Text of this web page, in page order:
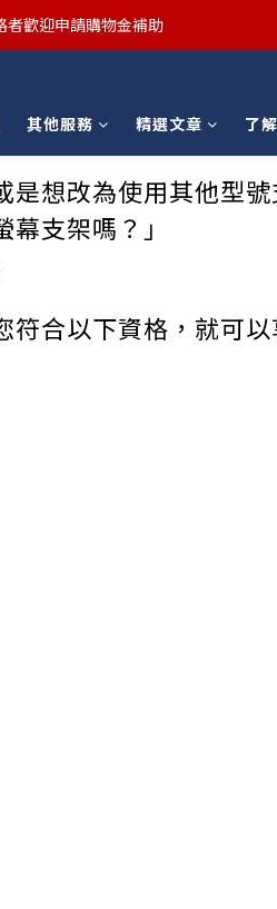
歡迎申請購物金補助
歡迎申請購物金補助
備🔥超值組合熱賣中
歡迎申請購物金補助
其他服務 精選文章 了
想改為使用其他型號
支架嗎？」
合以下資格，就可